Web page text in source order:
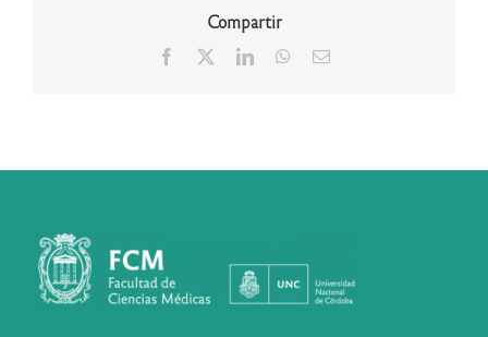
Compartir
Facebook LinkedInWhatsApp
Correo